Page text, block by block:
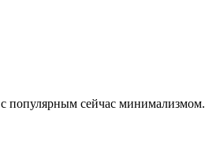
популярным сейчас минимализмом.